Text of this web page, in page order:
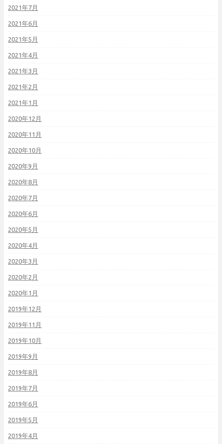
2021年7月
2021年6月
2021年5月
2021年4月
2021年3月
2021年2月
2021年1月
2020年12月
2020年11月
2020年10月
2020年9月
2020年8月
2020年7月
2020年6月
2020年5月
2020年4月
2020年3月
2020年2月
2020年1月
2019年12月
2019年11月
2019年10月
2019年9月
2019年8月
2019年7月
2019年6月
2019年5月
2019年4月